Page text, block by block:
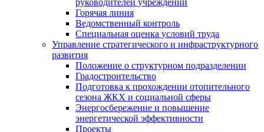
руководителей учреждений
Горячая линия
Ведомственный контроль
Специальная оценка условий труда
Управление стратегического и инфраструктурного
развития
Положение о структурном подразделении
Градостроительство
Подготовка к прохождении отопительного
сезона ЖКХ и социальной сферы
Энергосбережение и повышение
энергетической эффективности
Проекты